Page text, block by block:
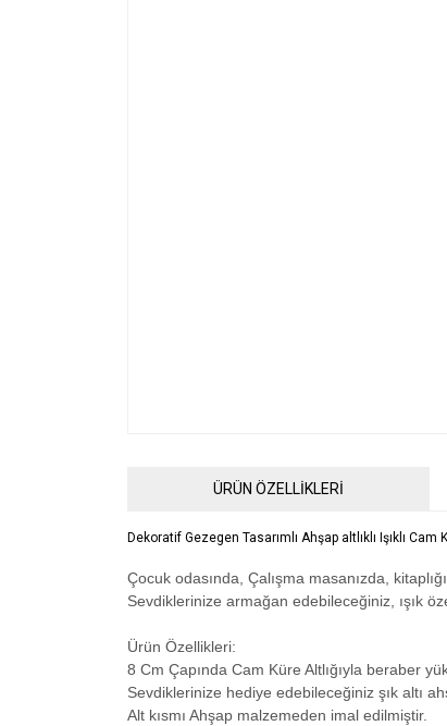
ÜRÜN ÖZELLİKLERİ
Dekoratif Gezegen Tasarımlı Ahşap altlıklı Işıklı Cam
Çocuk odasında, Çalışma masanızda,
Sevdiklerinize armağan edebileceğiniz, ışık
Ürün Özellikleri:
8 Cm Çapında Cam Küre Altlığıyla beraber
Sevdiklerinize hediye edebileceğiniz şık altı
Alt kısmı Ahşap malzemeden imal edilmiştir.